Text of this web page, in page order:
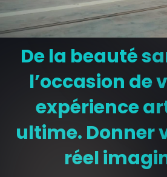
De la beauté
l’occasion de
expérience
ultime. Donner
réel